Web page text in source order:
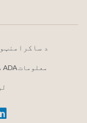
2026 د
د ADA معلومات
LinkedIn